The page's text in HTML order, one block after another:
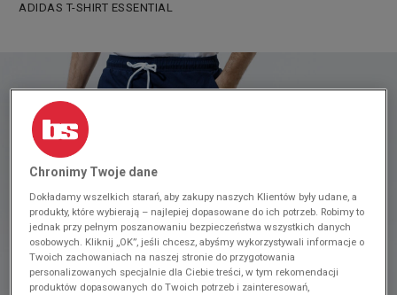
ADIDAS T-SHIRT ESSENTIAL
Chronimy Twoje dane
Dokładamy wszelkich starań, aby zakupy naszych Klientów były udane, a
produkty, które wybierają – najlepiej dopasowane do ich potrzeb. Robimy to
jednak przy pełnym poszanowaniu bezpieczeństwa wszystkich danych
osobowych. Kliknij „OK”, jeśli chcesz, abyśmy wykorzystywali informacje o
Twoich zachowaniach na naszej stronie do przygotowania
personalizowanych specjalnie dla Ciebie treści, w tym rekomendacji
produktów dopasowanych do Twoich potrzeb i zainteresowań,